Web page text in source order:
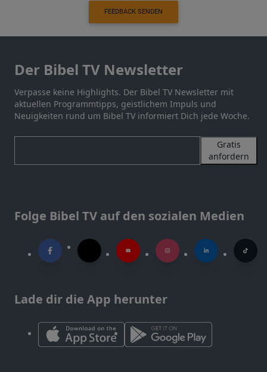
FEEDBACK SENDEN
Der Bibel TV Newsletter
Verpasse keine Highlights. Der Bibel TV Newsletter mit
aktuellen Programmtipps, geistlichem Impuls und
Neuigkeiten rund um Bibel TV informiert Dich jede Woche.
Gratis
anfordern
Folge Bibel TV auf den sozialen Medien
Lade dir die App herunter